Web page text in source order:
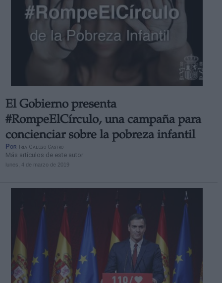
El Gobierno presenta
#RompeElCírculo, una campaña para
concienciar sobre la pobreza infantil
Por Iria Galego Castro
Más artículos de este autor
lunes, 4 de marzo de 2019